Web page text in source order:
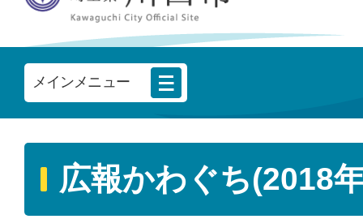
メインメニュー
広報かわぐち(2018